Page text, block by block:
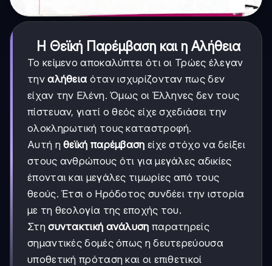
Η Θεϊκή Παρέμβαση και η Αλήθεια
Το κείμενο αποκαλύπτει ότι οι Τρώες έλεγαν
τηναλήθεια όταν ισχυρίζονταν πως δεν
είχαν την Ελένη. Όμως οι Έλληνες δεν τους
πίστευαν, γιατί ο θεός είχε σχεδιάσει την
ολοκληρωτική τους καταστροφή.
Αυτή ηθεϊκή παρέμβαση είχε στόχο να δείξει
στους ανθρώπους ότι για μεγάλες αδικίες
έπονται και μεγάλες τιμωρίες από τους
θεούς. Έτσι ο Ηρόδοτος συνδέει την ιστορία
με τη θεολογία της εποχής του.
Στησυντακτική ανάλυση παρατηρείς
σημαντικές δομές όπως η δευτερεύουσα
υποθετική πρόταση και οι επιθετικοί